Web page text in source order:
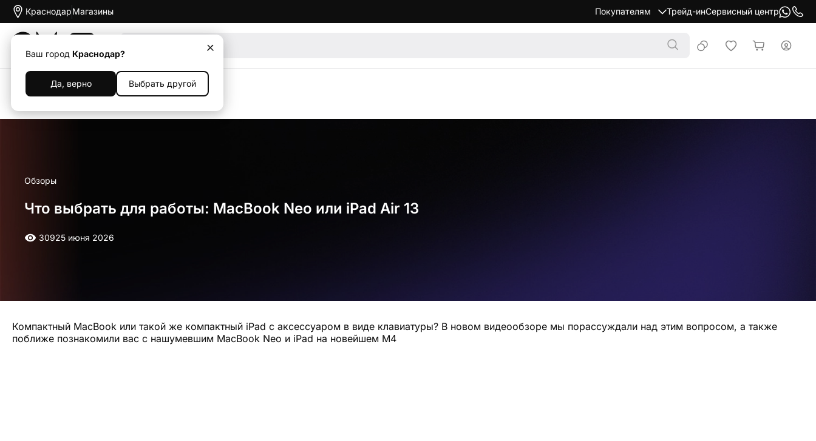
Краснодар
Ваш город Краснодар?
Да, верно Выбрать другой
Магазины Покупателям Трейд-инСервисный центр
Обзоры
Что выбрать для работы: MacBook Neo или iPad Air 13
30925 июня 2026
Компактный MacBook или такой же компактный iPad с аксессуаром в виде клавиатуры? В новом видеообзоре мы порассуждали над этим вопросом, а также
поближе познакомили вас с нашумевшим MacBook Neo и iPad на новейшем М4